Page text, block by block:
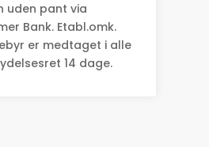
uden pant via
Bank. Etabl.omk.
er medtaget i alle
14 dage.